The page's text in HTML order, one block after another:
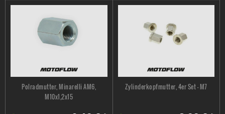
Polradmutter, Minarelli AM6,
M10x1,2x15
Zylinderkopfmutter, 4er Set - M7